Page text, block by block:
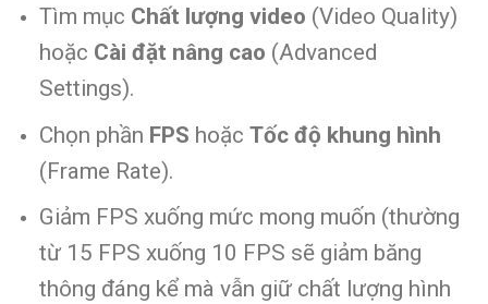
Tìm mục Chất lượng video (Video Quality)
hoặc Cài đặt nâng cao (Advanced
Settings).
Chọn phần FPS hoặc Tốc độ khung hình
(Frame Rate).
Giảm FPS xuống mức mong muốn (thường
từ 15 FPS xuống 10 FPS sẽ giảm băng
thông đáng kể mà vẫn giữ chất lượng hình